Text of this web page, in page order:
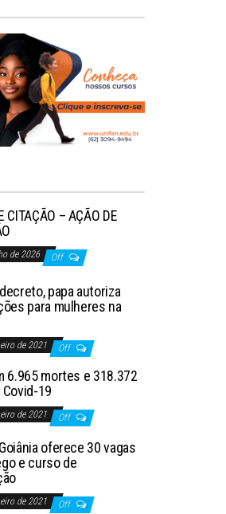
CITAÇÃO – AÇÃO DE
de 2026 Off
papa autoriza
para mulheres na
de 2021 Off
6.965 mortes e 318.372
19
de 2021 Off
oferece 30 vagas
e curso de
de 2021 Off